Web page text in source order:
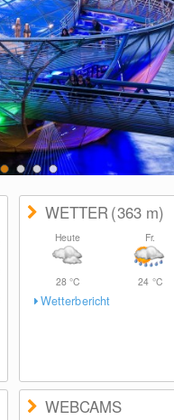
WETTER(363 m)
Heute
28°C
Fr.
24 °C
Wetterbericht
WEBCAMS